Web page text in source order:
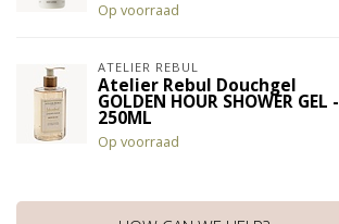
Op voorraad
ATELIER REBUL
Atelier Rebul Douchgel
GOLDEN HOUR SHOWER GEL -
250ML
Op voorraad